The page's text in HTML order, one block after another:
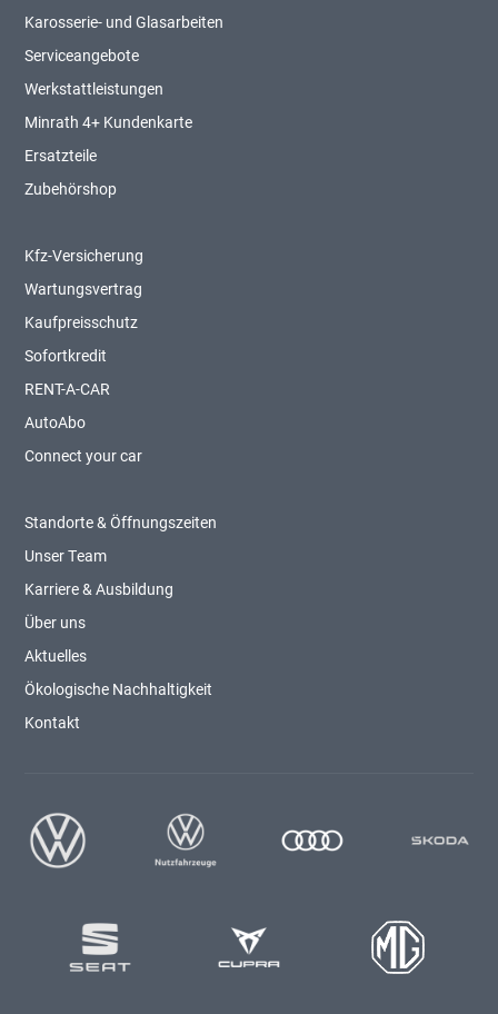
Karosserie- und Glasarbeiten
Serviceangebote
Werkstattleistungen
Minrath 4+ Kundenkarte
Ersatzteile
Zubehörshop
Kfz-Versicherung
Wartungsvertrag
Kaufpreisschutz
Sofortkredit
RENT-A-CAR
AutoAbo
Connect your car
Standorte & Öffnungszeiten
Unser Team
Karriere & Ausbildung
Über uns
Aktuelles
Ökologische Nachhaltigkeit
Kontakt